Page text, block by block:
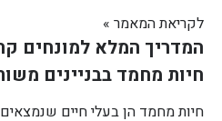
לקריאת המאמר »
המדריך המלא למונחים
חיות מחמד בבניינים
חיות מחמד הן בעלי חיים